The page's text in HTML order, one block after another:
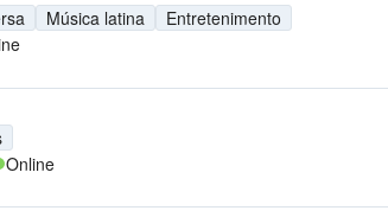
Música latina
Entretenimento
Online